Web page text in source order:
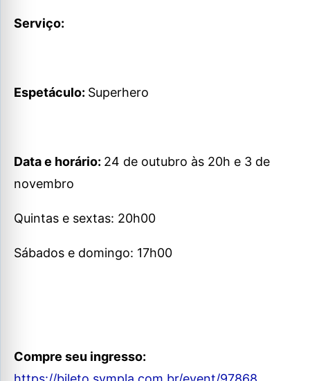
Serviço:
Espetáculo: Superhero
Data e horário: 24 de outubro às 20h e 3 de
novembro
Quintas e sextas: 20h00
Sábados e domingo: 17h00
Compre seu ingresso: